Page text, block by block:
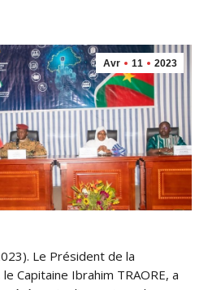
Avr 11 2023
Le Président de la
Capitaine Ibrahim TRAORE, a